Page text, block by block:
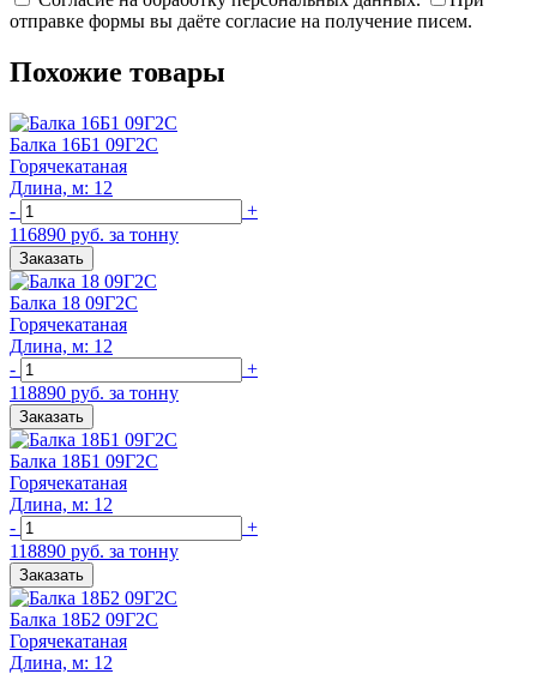
отправке формы вы даёте согласие на получение писем.
Похожие товары
Балка 16Б1 09Г2С
Горячекатаная
Длина, м: 12
-
+
116890 руб. за тонну
Заказать
Балка 18 09Г2С
Горячекатаная
Длина, м: 12
-
+
118890 руб. за тонну
Заказать
Балка 18Б1 09Г2С
Горячекатаная
Длина, м: 12
-
+
118890 руб. за тонну
Заказать
Балка 18Б2 09Г2С
Горячекатаная
Длина, м: 12